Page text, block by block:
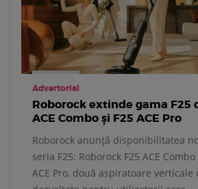
Advertorial
Roborock extinde gama F25
ACE Combo și F25 ACE Pro
Roborock anunță disponibilitatea
seria F25: Roborock F25 ACE
ACE Pro, două aspiratoare